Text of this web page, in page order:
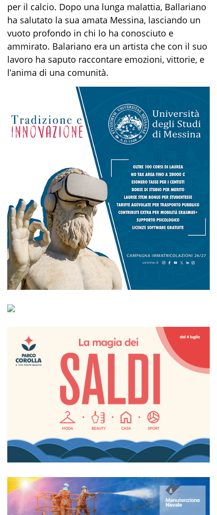
per il calcio. Dopo una lunga malattia, Ballariano
ha salutato la sua amata Messina, lasciando un
vuoto profondo in chi lo ha conosciuto e
ammirato. Balariano era un artista che con il suo
lavoro ha saputo raccontare emozioni, vittorie, e
l’anima di una comunità.